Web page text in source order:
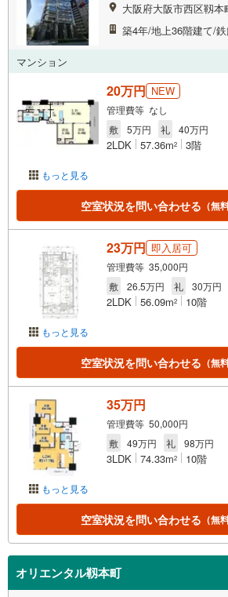
大阪府大阪市西区靱本
築4年/地上36階建て/
マンション
もっと見る
20万円 NEW
管理費等 なし
敷
5万円 礼 40万円
2LDK 57.36m2 3階
空室状況を問い合わせる （無
もっと見る
23万円 即入居可
管理費等 35,000円
敷
26.5万円 礼 30万円
2LDK 56.09m2 10階
空室状況を問い合わせる （無
もっと見る
35万円
管理費等 50,000円
敷
49万円 礼 98万円
3LDK 74.33m2 10階
空室状況を問い合わせる （無
オリエンタル靱本町